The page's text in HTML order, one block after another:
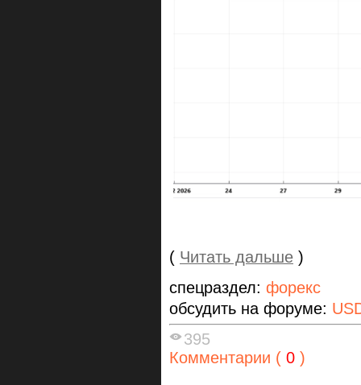
( Читать дальше )
спецраздел: форекс
обсудить на форуме:
395
Комментарии ( 0 )